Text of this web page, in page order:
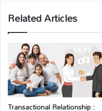
Related Articles
Transactional Relationship :